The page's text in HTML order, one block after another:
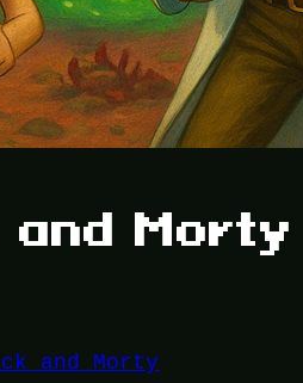
and Morty
and Morty